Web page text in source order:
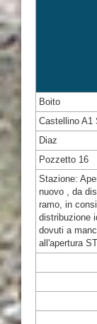
Boito
Castellino A1
Diaz
Pozzetto 16
Stazione:
nuovo , da
ramo, in
distribuzione
dovuti a
all'apertura